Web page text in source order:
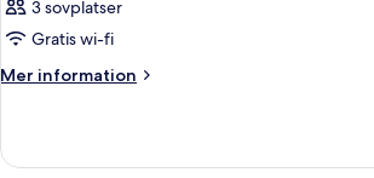
3 sovplatser
Gratis wi-fi
Mer information
Mer